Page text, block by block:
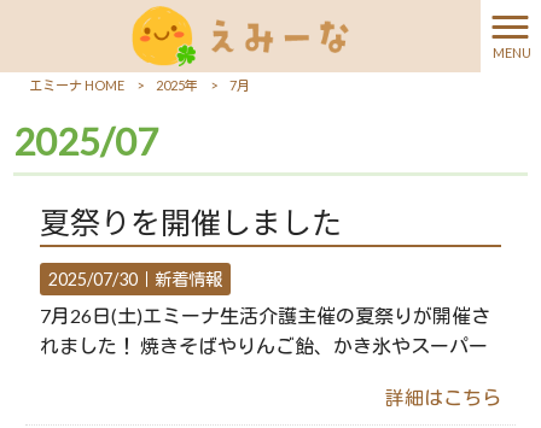
MENU
エミーナ HOME > 2025年 > 7月
2025/07
夏祭りを開催しました
2025/07/30｜ 新着情報
7月26日(土)エミーナ生活介護主催の夏祭りが開催さ
れました！ 焼きそばやりんご飴、かき氷やスーパー
詳細はこちら